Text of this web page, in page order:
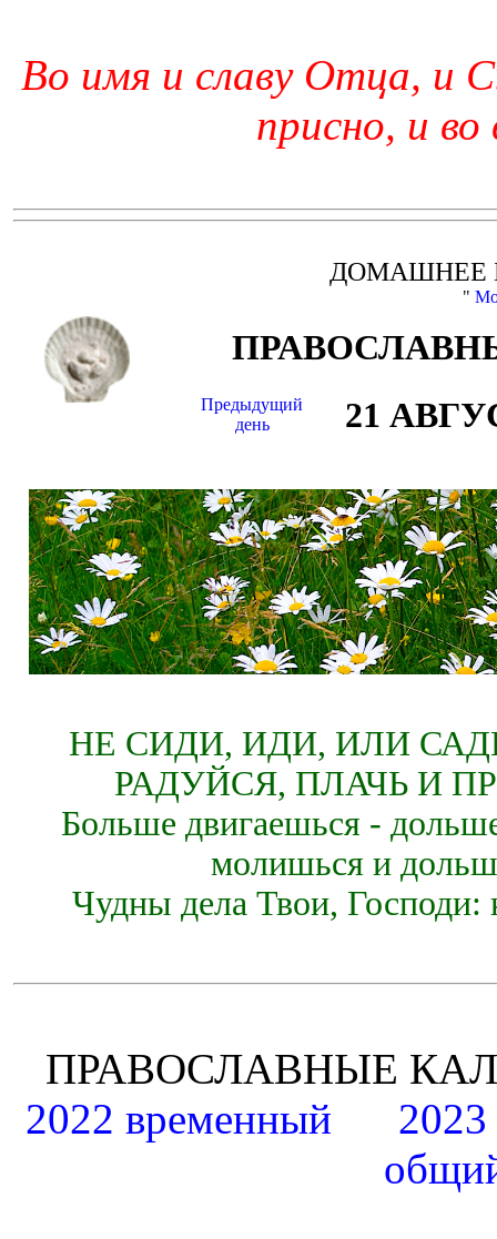
Во имя и славу Отца, и
присно, и во
ДОМАШНЕЕ
"
Предыдущий
день
21
НЕ СИДИ, ИДИ, ИЛИ
РАДУЙСЯ, ПЛАЧЬ И
Больше двигаешься -
молишься и
Чудны дела Твои, Господи:
ПРАВОСЛАВНЫЕ
2022 временный